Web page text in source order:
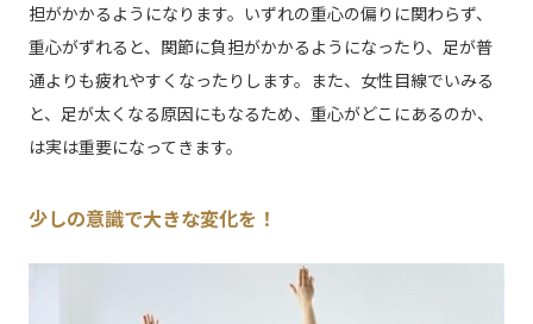
担がかかるようになります。いずれの重心の偏りに関わらず、
重心がずれると、関節に負担がかかるようになったり、足が普
通よりも疲れやすくなったりします。また、女性目線でいみる
と、足が太くなる原因にもなるため、重心がどこにあるのか、
は実は重要になってきます。
少しの意識で大きな変化を！